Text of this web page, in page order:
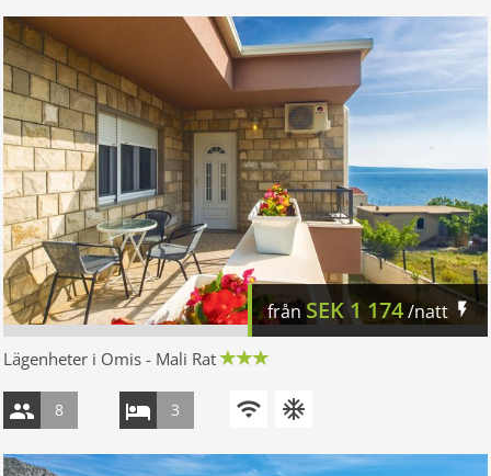
från SEK 1 174/natt
Lägenheter i Omis - Mali Rat
8 3